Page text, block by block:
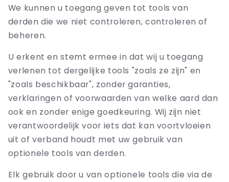
We kunnen u toegang geven tot tools van
derden die we niet controleren, controleren of
beheren.
U erkent en stemt ermee in dat wij u toegang
verlenen tot dergelijke tools "zoals ze zijn" en
"zoals beschikbaar", zonder garanties,
verklaringen of voorwaarden van welke aard dan
ook en zonder enige goedkeuring. Wij zijn niet
verantwoordelijk voor iets dat kan voortvloeien
uit of verband houdt met uw gebruik van
optionele tools van derden.
Elk gebruik door u van optionele tools die via de